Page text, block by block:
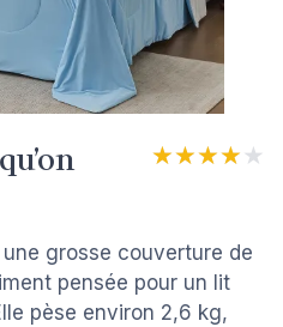
★★★★★
★★★★★
grosse couverture de
pensée pour un lit
pèse environ 2,6 kg,